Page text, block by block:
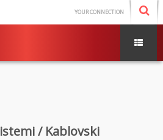
YOUR CONNECTION
/ Kablovski